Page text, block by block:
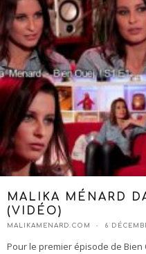
MALIKA MÉNARD
(VIDÉO)
MALIKAMENARD.COM 6
Pour le premier épisode de Bien